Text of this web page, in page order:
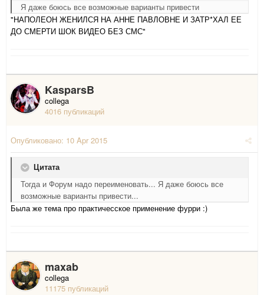
Я даже боюсь все возможные варианты привести
"НАПОЛЕОН ЖЕНИЛСЯ НА АННЕ ПАВЛОВНЕ И ЗАТР*ХАЛ ЕЕ
ДО СМЕРТИ ШОК ВИДЕО БЕЗ СМС"
KasparsB
collega
4016 публикаций
Опубликовано: 10 Apr 2015
Цитата
Тогда и Форум надо переименовать... Я даже боюсь все
возможные варианты привести...
Была же тема про практичесское применение фурри :)
maxab
collega
11175 публикаций